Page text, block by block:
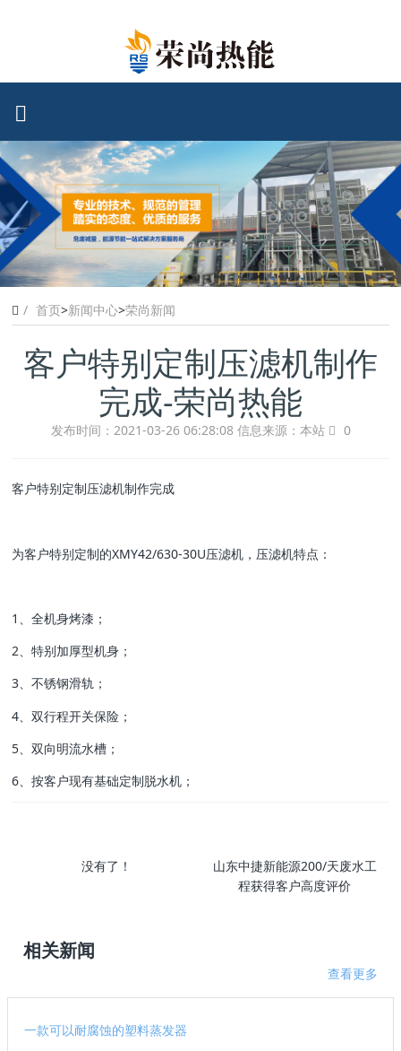
首页>新闻中心>荣尚新闻
客户特别定制压滤机制作
完成-荣尚热能
发布时间：2021-03-26 06:28:08 信息来源：本站 0
客户特别定制压滤机制作完成
为客户特别定制的XMY42/630-30U压滤机，压滤机特点：
1、全机身烤漆；
2、特别加厚型机身；
3、不锈钢滑轨；
4、双行程开关保险；
5、双向明流水槽；
6、按客户现有基础定制脱水机；
没有了！
山东中捷新能源200/天废水工
程获得客户高度评价
相关新闻
查看更多
一款可以耐腐蚀的塑料蒸发器